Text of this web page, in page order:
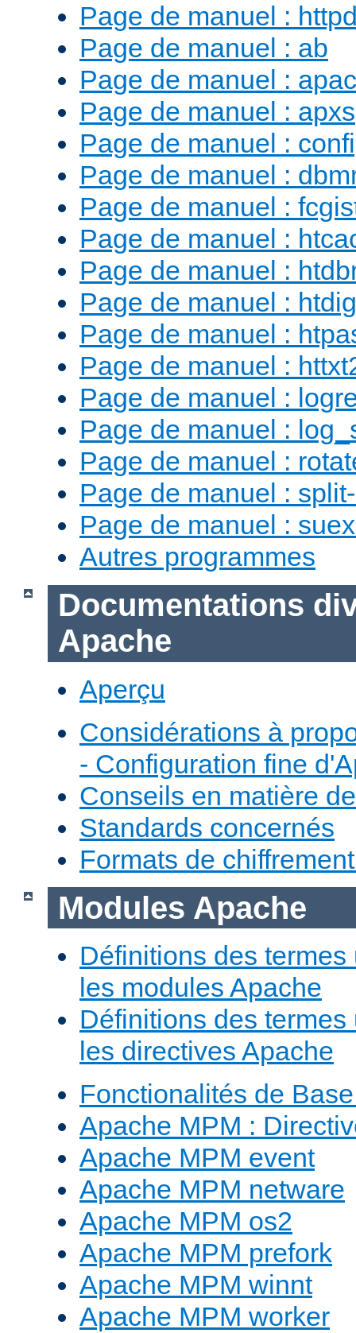
Page de manuel :
Page de manuel : ab
Page de manuel :
Page de manuel : apxs
Page de manuel :
Page de manuel :
Page de manuel :
Page de manuel :
Page de manuel :
Page de manuel :
Page de manuel :
Page de manuel :
Page de manuel :
Page de manuel :
Page de manuel :
Page de manuel :
Page de manuel :
Autres programmes
Documentations
Apache
Aperçu
Considérations à
- Configuration fine
Conseils en matière
Standards concernés
Formats de
Modules Apache
Définitions des
les modules Apache
Définitions des
les directives Apache
Fonctionalités de
Apache MPM :
Apache MPM event
Apache MPM netware
Apache MPM os2
Apache MPM prefork
Apache MPM winnt
Apache MPM worker